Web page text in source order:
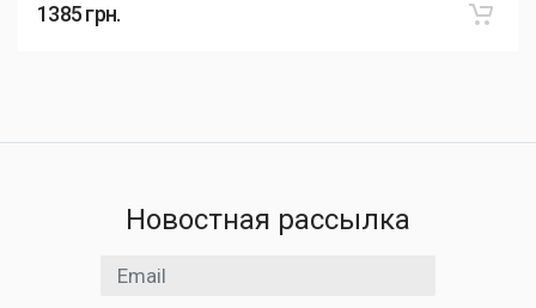
1385грн.
Новостная рассылка
Email адрес